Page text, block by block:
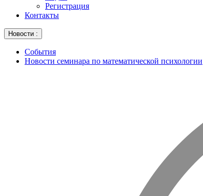
Регистрация
Контакты
Новости :
События
Новости семинара по математической психологии